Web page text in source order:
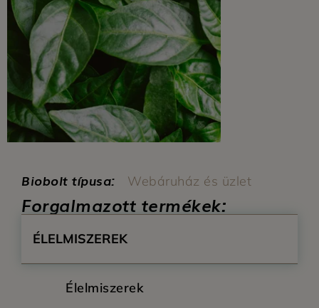
Biobolt típusa: Webáruház és üzlet
Forgalmazott termékek:
ÉLELMISZEREK
Élelmiszerek